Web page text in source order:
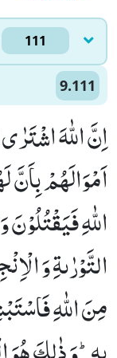
111
9.111
اِنَّ اللّٰهَ
اَمْوَالَهُمْ
التَّوْرٰىةِ وَ
مِنَ اللّٰهِ